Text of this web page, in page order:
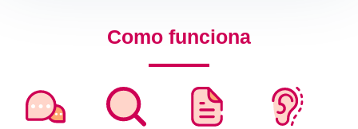
Como funciona